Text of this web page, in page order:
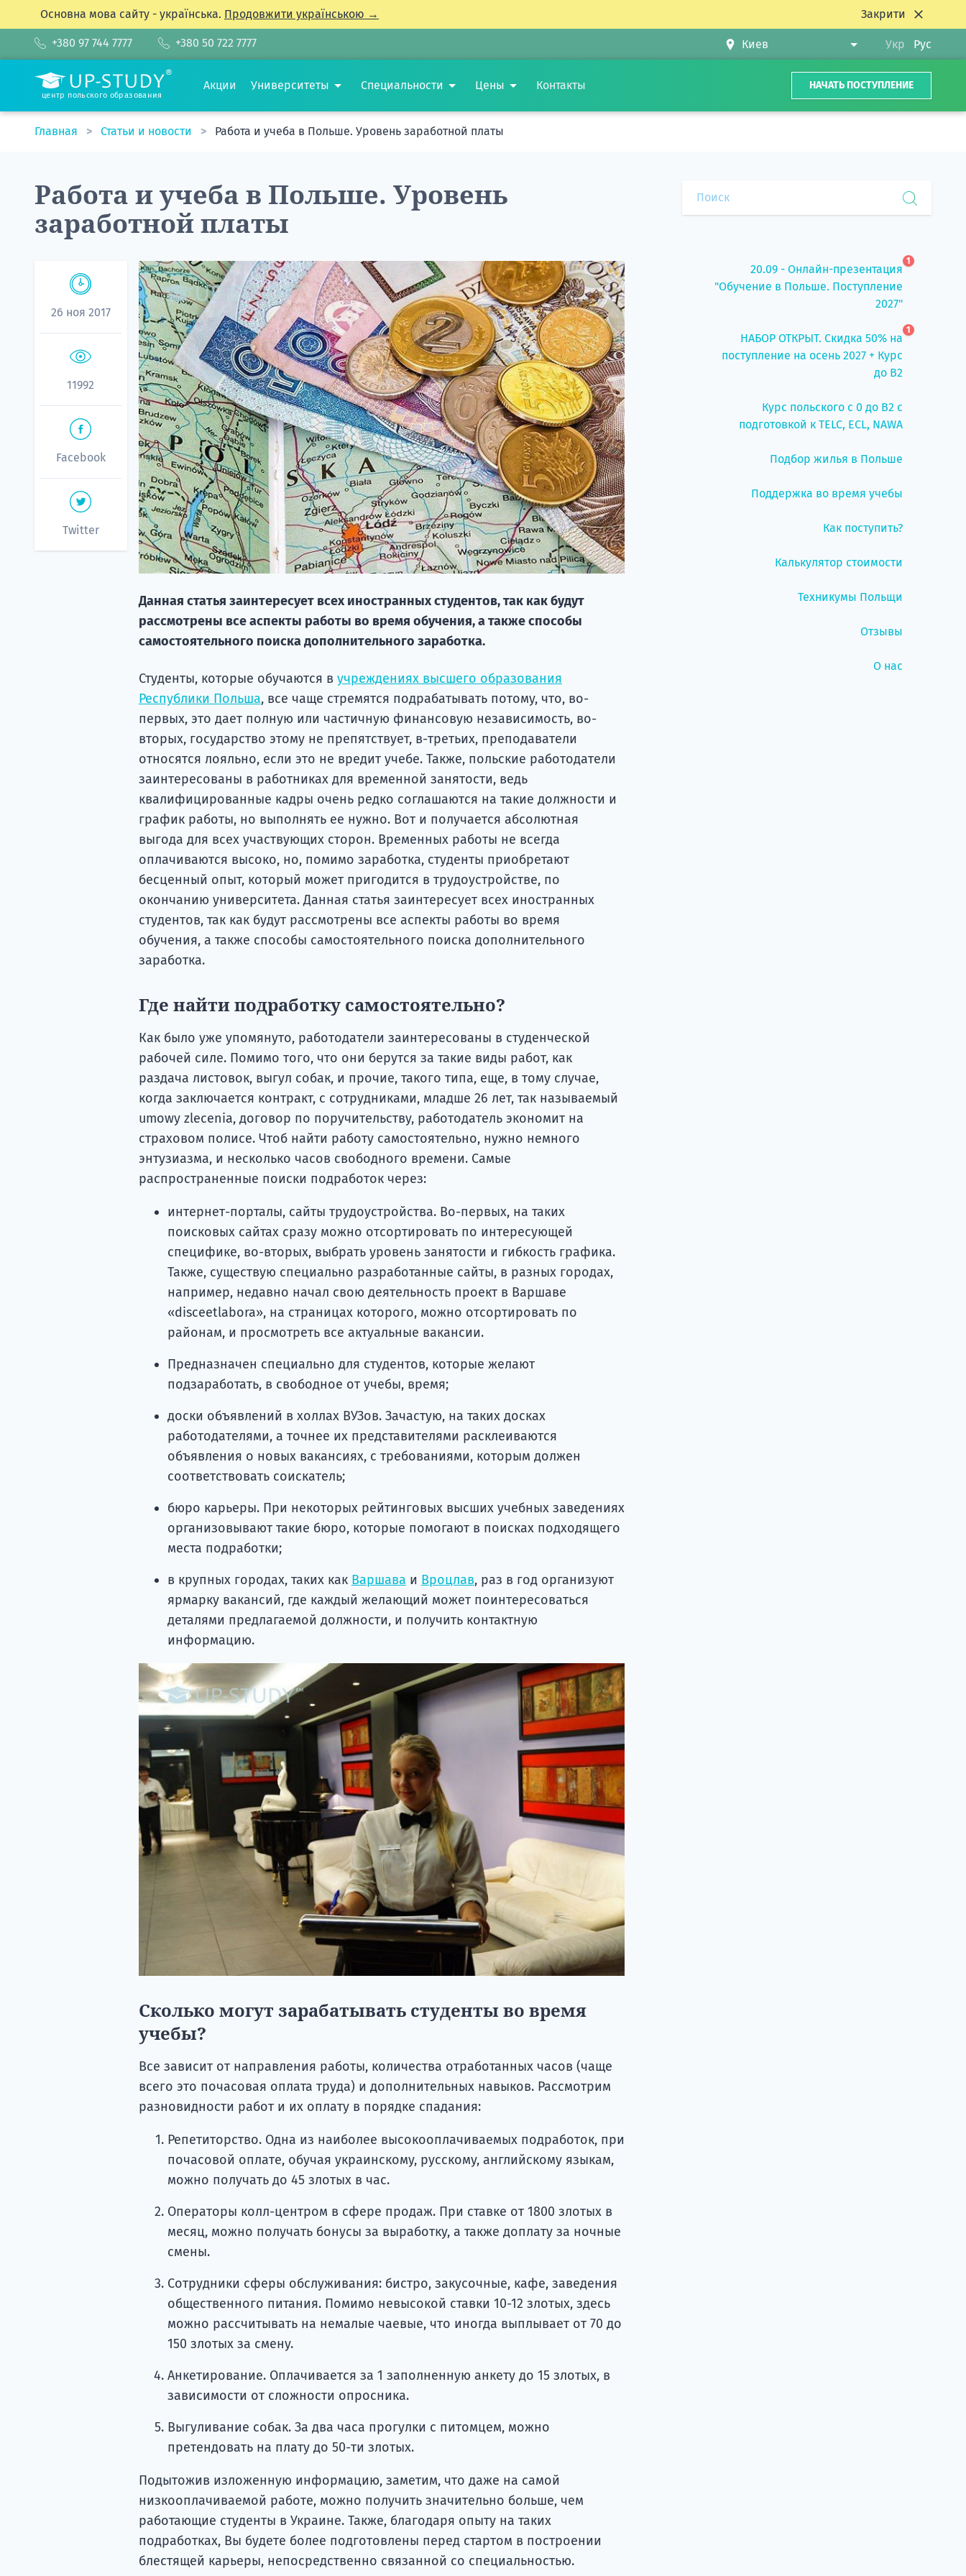
Основна мова сайту - українська. Продовжити українською → Закрити
+380 97 744 7777 +380 50 722 7777 Укр Рус
центр польского образования
Акции Университеты Специальности Цены Контакты НАЧАТЬ ПОСТУПЛЕНИЕ
Главная Статьи и новости Работа и учеба в Польше. Уровень заработной платы
Работа и учеба в Польше. Уровень
заработной платы
26 ноя 2017
11992
Facebook
Twitter
Данная статья заинтересует всех иностранных студентов, так как будут
рассмотрены все аспекты работы во время обучения, а также способы
самостоятельного поиска дополнительного заработка.
Студенты, которые обучаются в учреждениях высшего образования
Республики Польша, все чаще стремятся подрабатывать потому, что, во-
первых, это дает полную или частичную финансовую независимость, во-
вторых, государство этому не препятствует, в-третьих, преподаватели
относятся лояльно, если это не вредит учебе. Также, польские работодатели
заинтересованы в работниках для временной занятости, ведь
квалифицированные кадры очень редко соглашаются на такие должности и
график работы, но выполнять ее нужно. Вот и получается абсолютная
выгода для всех участвующих сторон. Временных работы не всегда
оплачиваются высоко, но, помимо заработка, студенты приобретают
бесценный опыт, который может пригодится в трудоустройстве, по
окончанию университета. Данная статья заинтересует всех иностранных
студентов, так как будут рассмотрены все аспекты работы во время
обучения, а также способы самостоятельного поиска дополнительного
заработка.
Где найти подработку самостоятельно?
Как было уже упомянуто, работодатели заинтересованы в студенческой
рабочей силе. Помимо того, что они берутся за такие виды работ, как
раздача листовок, выгул собак, и прочие, такого типа, еще, в тому случае,
когда заключается контракт, с сотрудниками, младше 26 лет, так называемый
umowy zlecenia, договор по поручительству, работодатель экономит на
страховом полисе. Чтоб найти работу самостоятельно, нужно немного
энтузиазма, и несколько часов свободного времени. Самые
распространенные поиски подработок через:
интернет-порталы, сайты трудоустройства. Во-первых, на таких
поисковых сайтах сразу можно отсортировать по интересующей
специфике, во-вторых, выбрать уровень занятости и гибкость графика.
Также, существую специально разработанные сайты, в разных городах,
например, недавно начал свою деятельность проект в Варшаве
«disceetlabora», на страницах которого, можно отсортировать по
районам, и просмотреть все актуальные вакансии.
Предназначен специально для студентов, которые желают
подзаработать, в свободное от учебы, время;
доски объявлений в холлах ВУЗов. Зачастую, на таких досках
работодателями, а точнее их представителями расклеиваются
объявления о новых вакансиях, с требованиями, которым должен
соответствовать соискатель;
бюро карьеры. При некоторых рейтинговых высших учебных заведениях
организовывают такие бюро, которые помогают в поисках подходящего
места подработки;
в крупных городах, таких как Варшава и Вроцлав, раз в год организуют
ярмарку вакансий, где каждый желающий может поинтересоваться
деталями предлагаемой должности, и получить контактную
информацию.
Сколько могут зарабатывать студенты во время
учебы?
Все зависит от направления работы, количества отработанных часов (чаще
всего это почасовая оплата труда) и дополнительных навыков. Рассмотрим
разновидности работ и их оплату в порядке спадания:
Репетиторство. Одна из наиболее высокооплачиваемых подработок, при
почасовой оплате, обучая украинскому, русскому, английскому языкам,
можно получать до 45 злотых в час.
Операторы колл-центром в сфере продаж. При ставке от 1800 злотых в
месяц, можно получать бонусы за выработку, а также доплату за ночные
смены.
Сотрудники сферы обслуживания: бистро, закусочные, кафе, заведения
общественного питания. Помимо невысокой ставки 10-12 злотых, здесь
можно рассчитывать на немалые чаевые, что иногда выплывает от 70 до
150 злотых за смену.
Анкетирование. Оплачивается за 1 заполненную анкету до 15 злотых, в
зависимости от сложности опросника.
Выгуливание собак. За два часа прогулки с питомцем, можно
претендовать на плату до 50-ти злотых.
Подытожив изложенную информацию, заметим, что даже на самой
низкооплачиваемой работе, можно получить значительно больше, чем
работающие студенты в Украине. Также, благодаря опыту на таких
подработках, Вы будете более подготовлены перед стартом в построении
блестящей карьеры, непосредственно связанной со специальностью.
20.09 - Онлайн-презентация
"Обучение в Польше. Поступление
2027"
1
НАБОР ОТКРЫТ. Скидка 50% на
поступление на осень 2027 + Курс
до B2
1
Курс польского с 0 до B2 с
подготовкой к TELC, ECL, NAWA
Подбор жилья в Польше
Поддержка во время учебы
Как поступить?
Калькулятор стоимости
Техникумы Польщи
Отзывы
О нас